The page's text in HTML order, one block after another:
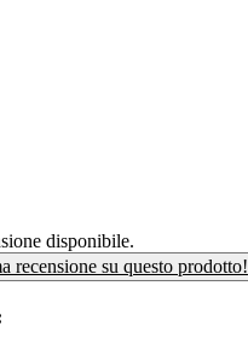
disponibile.
recensione su questo prodotto!